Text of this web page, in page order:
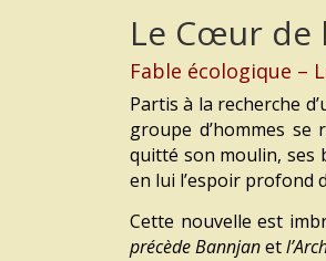
Le Cœur de
Fable écologique –
Partis à la recherche
groupe d’hommes
quitté son moulin, ses
en lui l’espoir profond
Cette nouvelle est
précède Bannjanet